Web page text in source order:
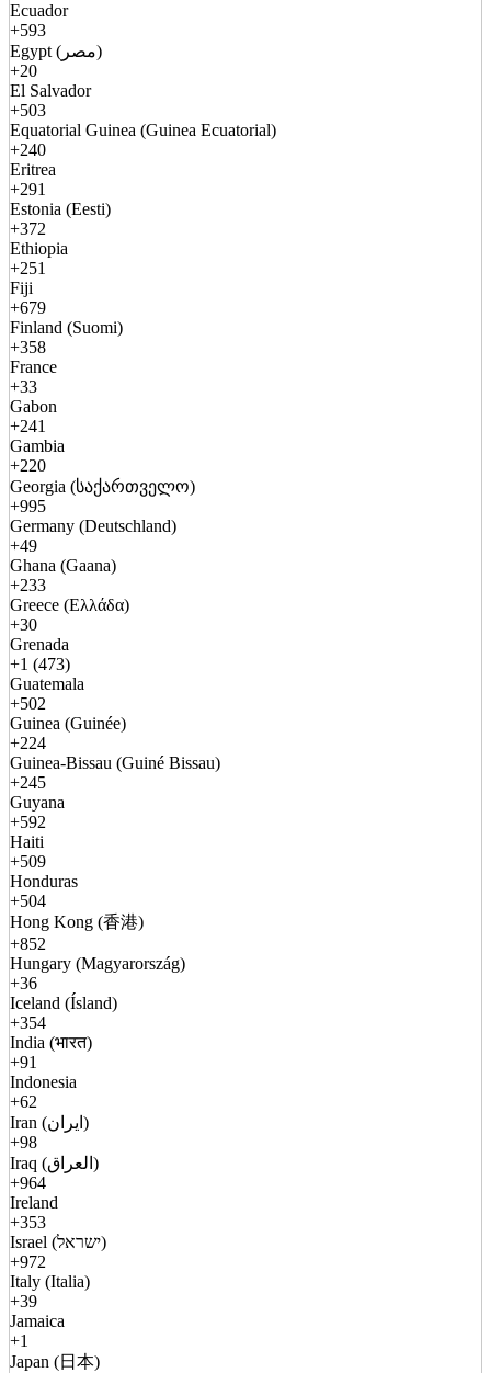
Ecuador
+593
Egypt (مصر)
+20
El Salvador
+503
Equatorial Guinea (Guinea Ecuatorial)
+240
Eritrea
+291
Estonia (Eesti)
+372
Ethiopia
+251
Fiji
+679
Finland (Suomi)
+358
France
+33
Gabon
+241
Gambia
+220
Georgia (საქართველო)
+995
Germany (Deutschland)
+49
Ghana (Gaana)
+233
Greece (Ελλάδα)
+30
Grenada
+1 (473)
Guatemala
+502
Guinea (Guinée)
+224
Guinea-Bissau (Guiné Bissau)
+245
Guyana
+592
Haiti
+509
Honduras
+504
Hong Kong (香港)
+852
Hungary (Magyarország)
+36
Iceland (Ísland)
+354
India (भारत)
+91
Indonesia
+62
Iran (ایران)
+98
Iraq (العراق)
+964
Ireland
+353
Israel (ישראל)
+972
Italy (Italia)
+39
Jamaica
+1
Japan (日本)